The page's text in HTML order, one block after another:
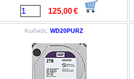
125,00€
Κωδικός: WD20PURZ